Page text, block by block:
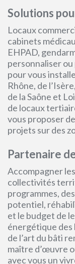
Solutions
Locaux
cabinets
EHPAD,
personnaliser
pour vous
Rhône, de
de la Saône et
de locaux
vous proposer
projets sur des
Partenaire
Accompagner
collectivités
programmes,
potentiel,
et le budget de
énergétique des
de l’art du bâti
maître d’œuvre
avec vous un